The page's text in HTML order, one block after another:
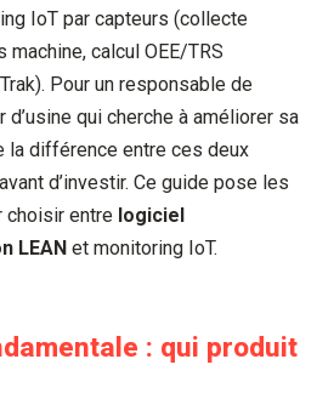
IoT par capteurs (collecte
calcul OEE/TRS
Pour un responsable de
qui cherche à améliorer sa
la différence entre ces deux
d’investir. Ce guide pose les
choisir entre logiciel
LEAN et monitoring IoT.
: qui produit